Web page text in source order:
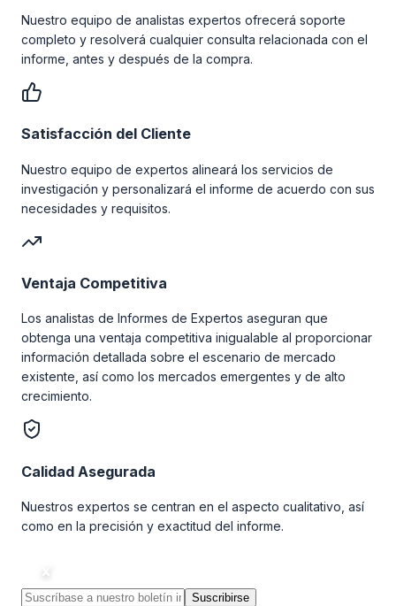
Nuestro equipo de analistas expertos ofrecerá soporte
completo y resolverá cualquier consulta relacionada con el
informe, antes y después de la compra.
Satisfacción del Cliente
Nuestro equipo de expertos alineará los servicios de
investigación y personalizará el informe de acuerdo con sus
necesidades y requisitos.
Ventaja Competitiva
Los analistas de Informes de Expertos aseguran que
obtenga una ventaja competitiva inigualable al proporcionar
información detallada sobre el escenario de mercado
existente, así como los mercados emergentes y de alto
crecimiento.
Calidad Asegurada
Nuestros expertos se centran en el aspecto cualitativo, así
como en la precisión y exactitud del informe.
Suscribirse